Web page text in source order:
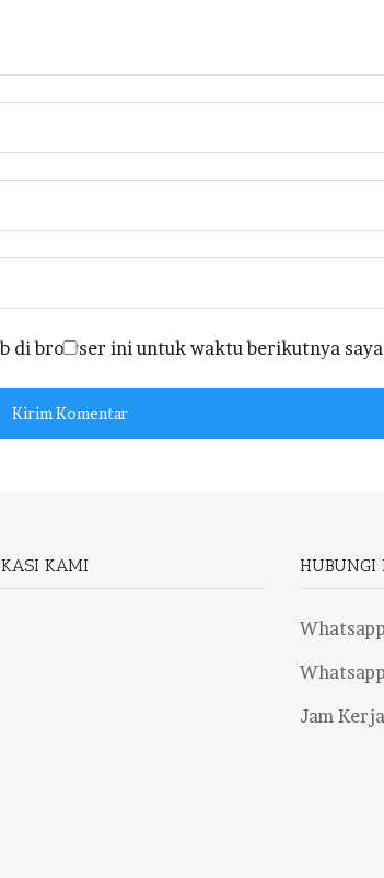
di browser ini untuk waktu berikutnya
KAMI HUBUNGI
Jam